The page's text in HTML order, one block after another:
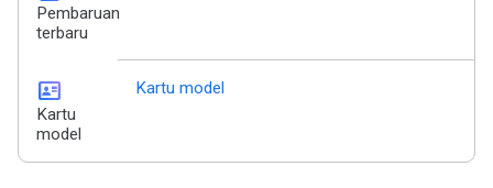
Pembaruan
terbaru
id_card
Kartu
model
Kartu model